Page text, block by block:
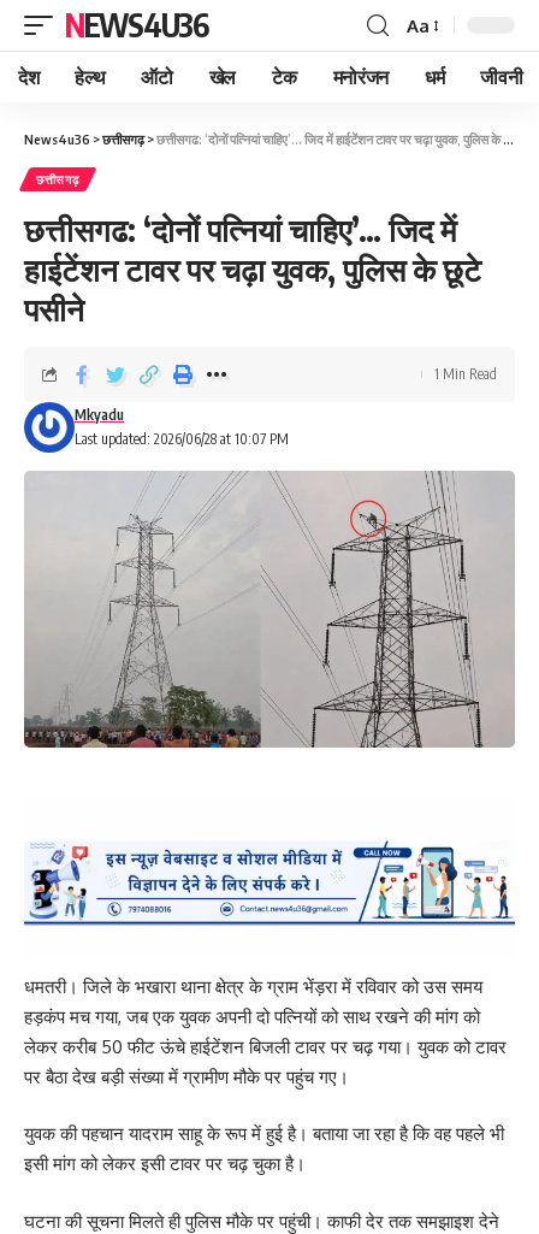
NEWS4U36 Aa
देश हेल्थ ऑटो खेल टेक मनोरंजन धर्म जीवनी
News4u36 >छत्तीसगढ़>छत्तीसगढ: ‘दोनों पत्नियां चाहिए’… जिद में हाईटेंशन टावर पर चढ़ा युवक, पुलिस के छूटे पसीने
छत्तीसगढ़
छत्तीसगढ: ‘दोनों पत्नियां चाहिए’… जिद में
हाईटेंशन टावर पर चढ़ा युवक, पुलिस के छूटे
पसीने
Last updated: 2026/06/28 at 10:07 PM
Mkyadu
1 Min Read
धमतरी। जिले के भखारा थाना क्षेत्र के ग्राम भेंड़रा में रविवार को उस समय
हड़कंप मच गया, जब एक युवक अपनी दो पत्नियों को साथ रखने की मांग को
लेकर करीब 50 फीट ऊंचे हाईटेंशन बिजली टावर पर चढ़ गया। युवक को टावर
पर बैठा देख बड़ी संख्या में ग्रामीण मौके पर पहुंच गए।
युवक की पहचान यादराम साहू के रूप में हुई है। बताया जा रहा है कि वह पहले भी
इसी मांग को लेकर इसी टावर पर चढ़ चुका है।
घटना की सूचना मिलते ही पुलिस मौके पर पहुंची। काफी देर तक समझाइश देने